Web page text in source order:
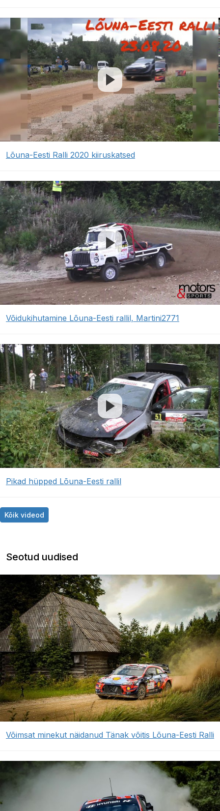
Lõuna-Eesti Ralli 2020 kiiruskatsed
Võidukihutamine Lõuna-Eesti rallil, Martini2771
Pikad hüpped Lõuna-Eesti rallil
Kõik videod
Seotud uudised
Võimsat minekut näidanud Tänak võitis Lõuna-Eesti Ralli